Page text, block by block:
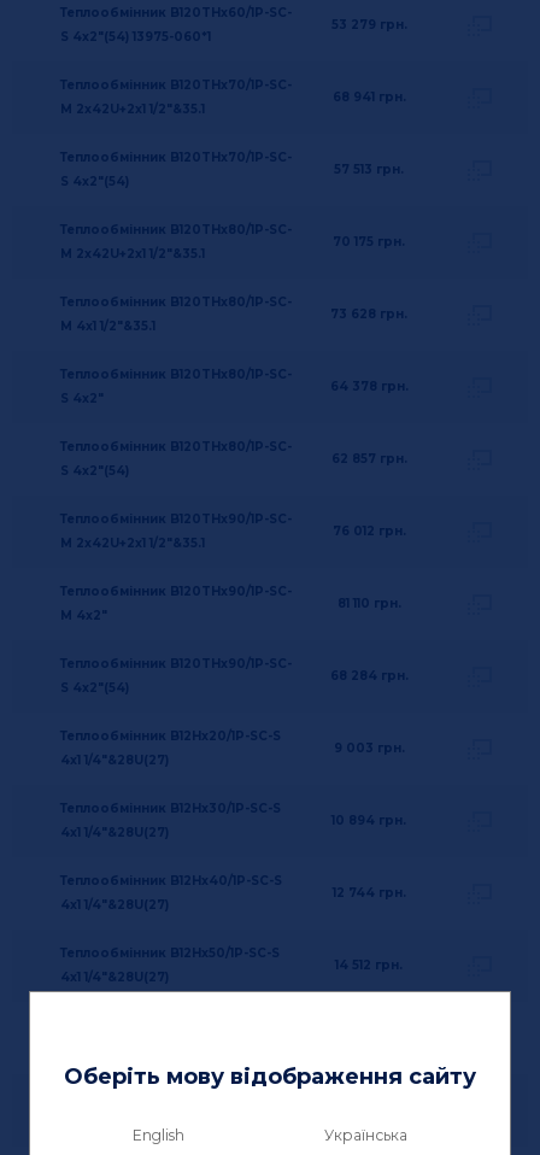
Теплообмінник B120THx60/1P-SC-
S 4x2"(54) 13975-060*1
53 279 грн.
Теплообмінник B120THx70/1P-SC-
M 2x42U+2x1 1/2"&35.1
68 941 грн.
Теплообмінник B120THx70/1P-SC-
S 4x2"(54)
57 513 грн.
Теплообмінник B120THx80/1P-SC-
M 2x42U+2x1 1/2"&35.1
70 175 грн.
Теплообмінник B120THx80/1P-SC-
M 4x1 1/2"&35.1
73 628 грн.
Теплообмінник B120THx80/1P-SC-
S 4x2"
64 378 грн.
Теплообмінник B120THx80/1P-SC-
S 4x2"(54)
62 857 грн.
Теплообмінник B120THx90/1P-SC-
M 2x42U+2x1 1/2"&35.1
76 012 грн.
Теплообмінник B120THx90/1P-SC-
M 4x2"
81 110 грн.
Теплообмінник B120THx90/1P-SC-
S 4x2"(54)
68 284 грн.
Теплообмінник B12Hx20/1P-SC-S
4x1 1/4"&28U(27)
9 003 грн.
Теплообмінник B12Hx30/1P-SC-S
4x1 1/4"&28U(27)
10 894 грн.
Теплообмінник B12Hx40/1P-SC-S
4x1 1/4"&28U(27)
12 744 грн.
Теплообмінник B12Hx50/1P-SC-S
4x1 1/4"&28U(27)
14 512 грн.
Оберіть мову відображення сайту
English Українська